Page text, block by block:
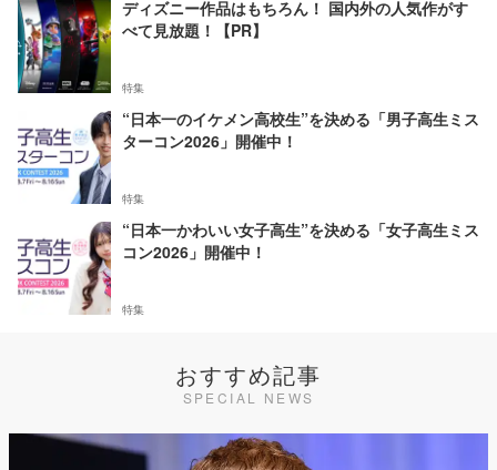
ディズニー作品はもちろん！ 国内外の人気作がす
べて見放題！【PR】
特集
“日本一のイケメン高校生”を決める「男子高生ミス
ターコン2026」開催中！
特集
“日本一かわいい女子高生”を決める「女子高生ミス
コン2026」開催中！
特集
おすすめ記事
SPECIAL NEWS